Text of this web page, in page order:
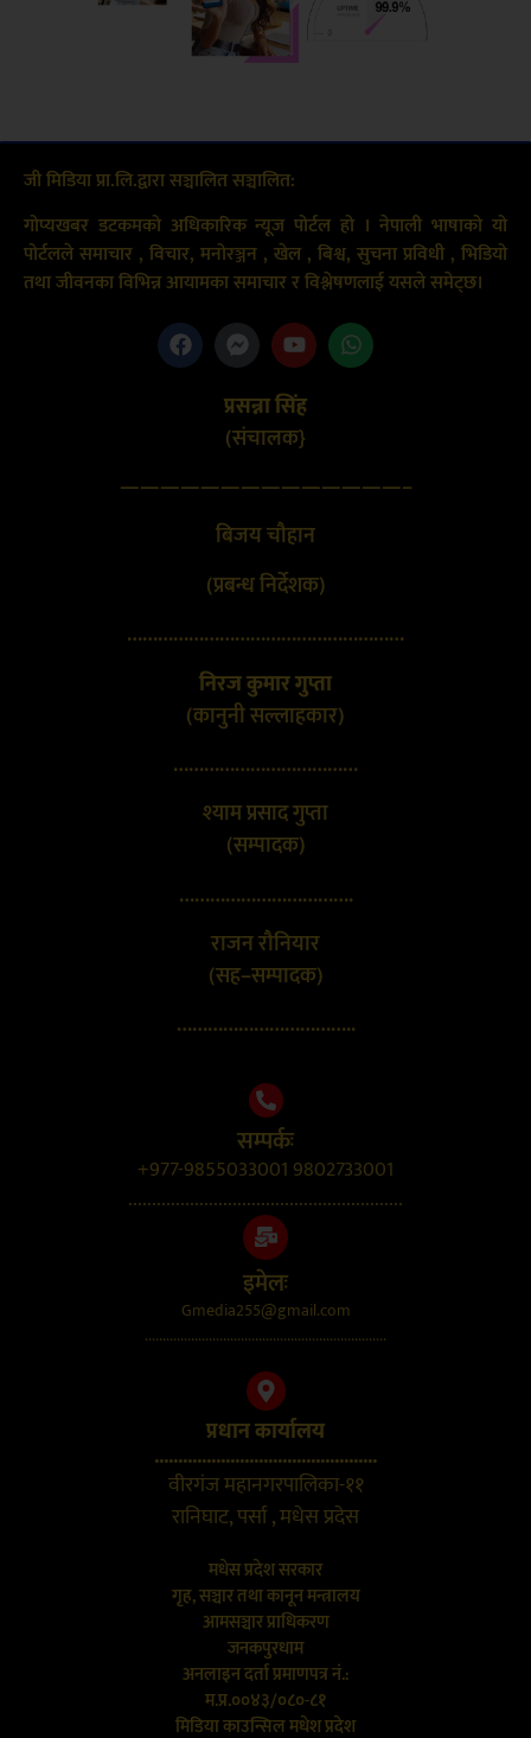
जी मिडिया प्रा.लि.द्वारा सञ्चालित सञ्चालित:
गोप्यखबर डटकमको अधिकारिक न्यूज पोर्टल हो । नेपाली भाषाको यो
पोर्टलले समाचार , विचार, मनोरञ्जन , खेल , बिश्व, सुचना प्रविधी , भिडियो
तथा जीवनका विभिन्न आयामका समाचार र विश्लेषणलाई यसले समेट्छ।
प्रसन्ना सिंह
(संचालक}
——————————————–
बिजय चौहान
(प्रबन्ध निर्देशक)
………………………………………………
निरज कुमार गुप्ता
(कानुनी सल्लाहकार)
………………………………
श्याम प्रसाद गुप्ता
(सम्पादक)
…………………………….
राजन रौनियार
(सह–सम्पादक)
……………………………..
सम्पर्कः
+977-9855033001 9802733001
..........................................................
इमेलः
Gmedia255@gmail.com
....................................................................
प्रधान कार्यालय
...............................................
वीरगंज महानगरपालिका-११
रानिघाट, पर्सा , मधेस प्रदेस
मधेस प्रदेश सरकार
गृह, सञ्चार तथा कानून मन्त्रालय
आमसञ्चार प्राधिकरण
जनकपुरधाम
अनलाइन दर्ता प्रमाणपत्र नं.:
म.प्र.००४३/०८०-८१
मिडिया काउन्सिल मधेश प्रदेश